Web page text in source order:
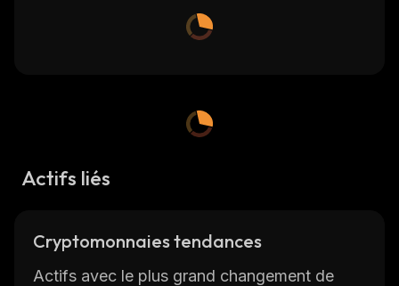
Actifs liés
Cryptomonnaies tendances
Actifs avec le plus grand changement de